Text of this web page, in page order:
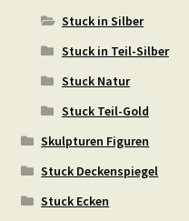
Stuck in Silber
Stuck in Teil-Silber
Stuck Natur
Stuck Teil-Gold
Skulpturen Figuren
Stuck Deckenspiegel
Stuck Ecken